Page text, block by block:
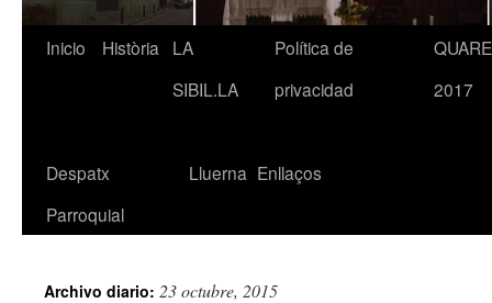
Inicio Història
LA
SIBIL.LA
Política de
privacidad
2017
Despatx
Parroquial
Lluerna Enllaços
Archivo diario: 23 octubre, 2015